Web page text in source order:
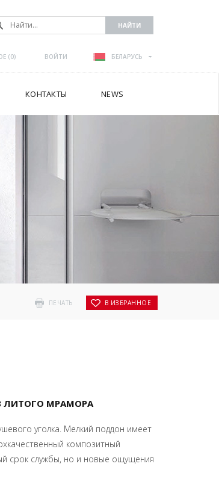
(0) ВОЙТИ БЕЛАРУСЬ
КОНТАКТЫ NEWS
ПЕЧАТЬ В ИЗБРАННОЕ
МРАМОРА
уголка. Мелкий поддон имеет
композитный
срок службы, но и новые ощущения